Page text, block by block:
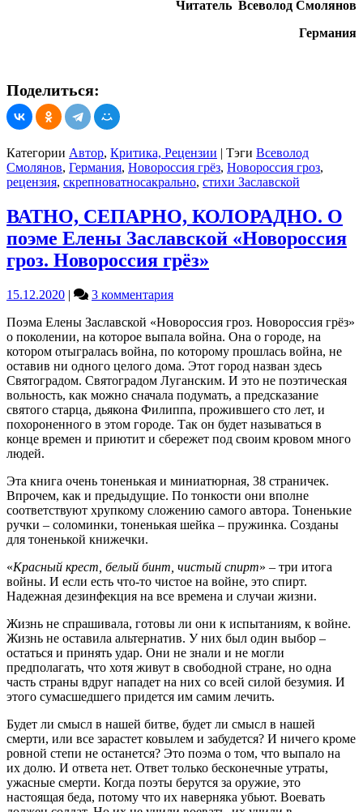
Читатель Всеволод Смолянов
Германия
Поделиться:
Категории Автор, Критика, Рецензии | Тэги Всеволод
Смолянов, Германия, Новороссия грёз, Новороссия гроз,
рецензия, скрепноватносакрально, стихи Заславской
ВАТНО, СЕПАРНО, КОЛОРАДНО. О
поэме Елены Заславской «Новороссия
гроз. Новороссия грёз»
15.12.2020 | 3 комментарияк
ВАТНО,
СЕПАРНО,
КОЛОРАДНО.
О
поэме
Елены
Заславской
«Новороссия
гроз.
Поэма Елены Заславской «Новороссия гроз. Новороссия грёз»
о поколении, на которое выпала война. Она о городе, на
котором отыгралась война, по которому прошлась война, не
оставив ни одного целого дома. Этот город назван здесь
Святоградом. Святоградом Луганским. И это не поэтическая
вольность, как можно сначала подумать, а предсказание
святого старца, дьякона Филиппа, прожившего сто лет, и
похороненного в этом городе. Так он будет называться в
конце времен и приютит и сбережет под своим кровом много
людей.
Эта книга очень тоненькая и миниатюрная, 38 страничек.
Впрочем, как и предыдущие. По тонкости они вполне
соответствуют хрупкому сложению самого автора. Тоненькие
ручки – соломинки, тоненькая шейка – пружинка. Созданы
для тоненькой книжечки.
«Красный крест, белый бинт, чистый спирт» – три итога
войны. И если есть что-то чистое на войне, это спирт.
Надежная дезинфекция на все времена и случаи жизни.
Жизнь не спрашивала, готовы ли они к испытаниям, к войне.
Жизнь не оставила альтернатив. У них был один выбор –
остаться и принять удар. Они не знали и не могли
предполагать, что хотя живут в свободной стране, но одна
часть страны вдруг нападет на них со всей силой безумия. И
этого сумасшедшего придется им самим лечить.
Будет ли смысл в нашей битве, будет ли смысл в нашей
смерти, или все зарастет ковылем и забудется? И ничего кроме
ровной степи не останется? Это поэма о том, что выпало на
их долю. И ответа нет. Ответ только бесконечные утраты,
ужасные смерти. Когда поэты берутся за оружие, это
настоящая беда, потому что их наверняка убьют. Воевать